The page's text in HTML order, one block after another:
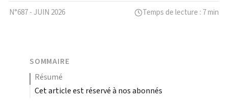
N°687 - JUIN 2026 Temps de lecture : 7 min
SOMMAIRE
résumé
Cet article est réservé à nos abonnés